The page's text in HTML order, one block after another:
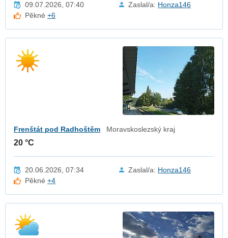
09.07.2026, 07:40 Zaslal/a: Honza146
Pěkné+6
Frenštát pod Radhoštěm Moravskoslezský kraj
20 °C
20.06.2026, 07:34 Zaslal/a: Honza146
Pěkné+4